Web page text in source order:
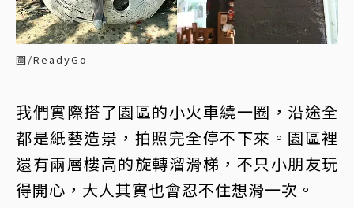
圖/ReadyGo
我們實際搭了園區的小火車繞一圈，沿途全
都是紙藝造景，拍照完全停不下來。園區裡
還有兩層樓高的旋轉溜滑梯，不只小朋友玩
得開心，大人其實也會忍不住想滑一次。